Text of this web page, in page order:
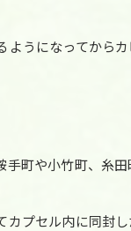
うになってから
町や小竹町、糸
プセル内に同封